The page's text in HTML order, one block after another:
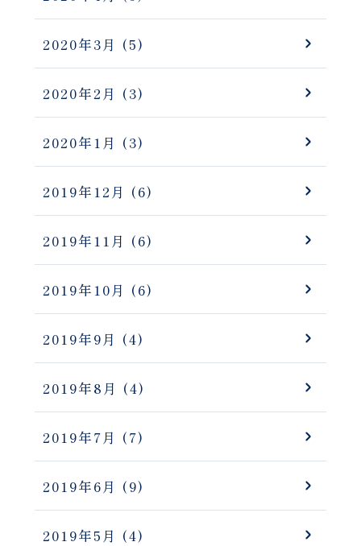
2020年3月 (5)
2020年2月 (3)
2020年1月 (3)
2019年12月 (6)
2019年11月 (6)
2019年10月 (6)
2019年9月 (4)
2019年8月 (4)
2019年7月 (7)
2019年6月 (9)
2019年5月 (4)